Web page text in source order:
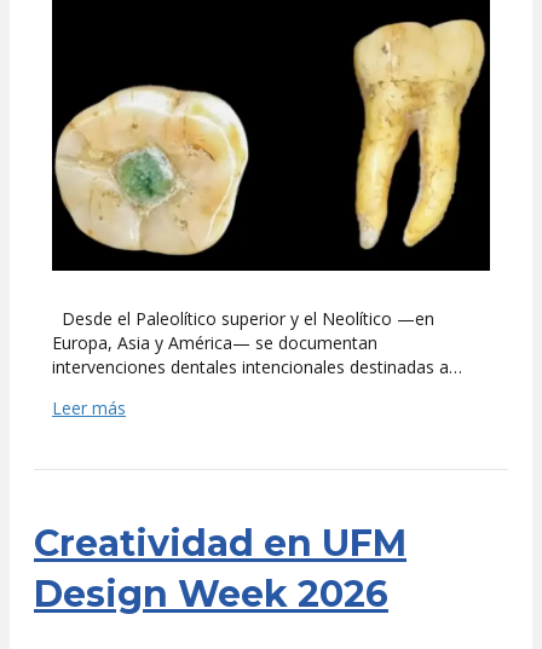
Desde el Paleolítico superior y el Neolítico —en
Europa, Asia y América— se documentan
intervenciones dentales intencionales destinadas a…
Leer más
Creatividad en UFM
Design Week 2026